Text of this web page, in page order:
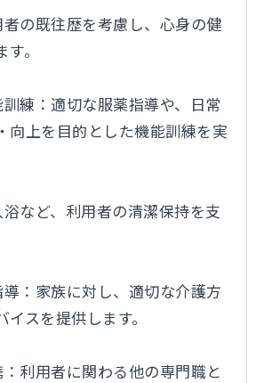
の既往歴を考慮し、心身の健
。
練：適切な服薬指導や、日常
向上を目的とした機能訓練を実
など、利用者の清潔保持を支
：家族に対し、適切な介護方
スを提供します。
利用者に関わる他の専門職と